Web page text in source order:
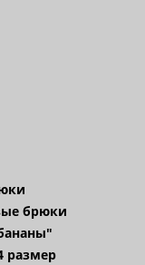
брюки
размер